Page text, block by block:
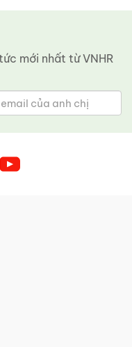
mới nhất từ ​​VNHR